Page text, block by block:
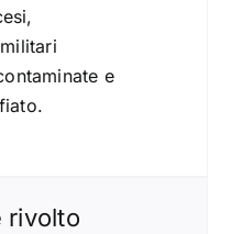
e
rivolto